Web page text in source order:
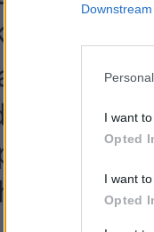
I want
Opted
I want
Opted